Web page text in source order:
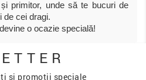
primitor, unde să te bucuri de
de cei dragi.
o ocazie specială!
si promotii speciale